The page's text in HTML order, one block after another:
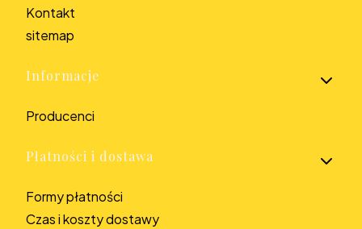
Kontakt
sitemap
Informacje
Producenci
Płatności i dostawa
Formy płatności
Czas i koszty dostawy